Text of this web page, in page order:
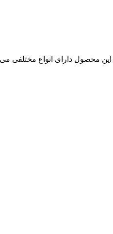
این محصول دارای انواع مختلفی